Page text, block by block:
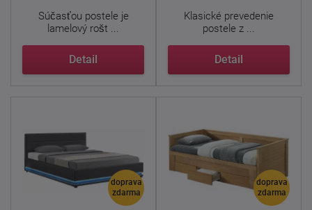
Súčasťou postele je
lamelový rošt ...
Detail
Klasické prevedenie
postele z ...
Detail
doprava
zdarma
doprava
zdarma